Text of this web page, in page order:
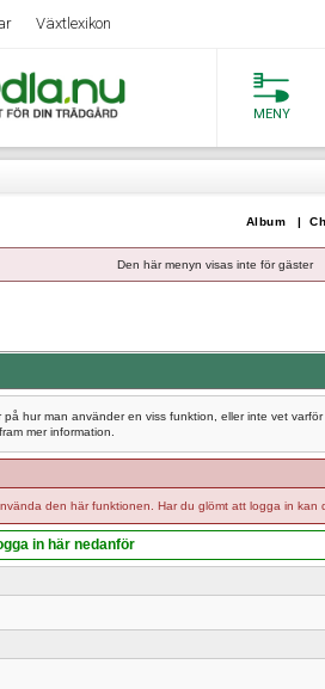
Växtlexikon
MENY
Album |
Den här menyn visas inte för gäster
hur man använder en viss funktion, eller inte vet
mer information.
den här funktionen. Har du glömt att logga in kan
in här nedanför